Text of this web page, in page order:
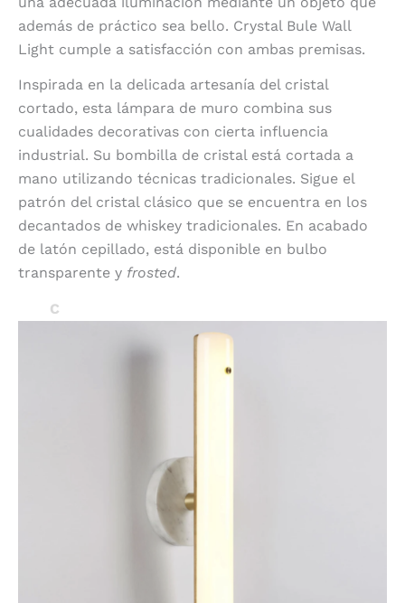
además de práctico sea bello. Crystal Bule Wall
Light cumple a satisfacción con ambas premisas.
Inspirada en la delicada artesanía del cristal
cortado, esta lámpara de muro combina sus
cualidades decorativas con cierta influencia
industrial. Su bombilla de cristal está cortada a
mano utilizando técnicas tradicionales. Sigue el
patrón del cristal clásico que se encuentra en los
decantados de whiskey tradicionales. En acabado
de latón cepillado, está disponible en bulbo
transparente y frosted.
C